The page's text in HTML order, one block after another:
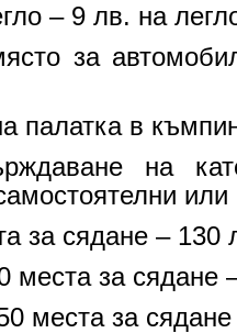
– 9 лв. на
за
палатка в
на
за сядане – 130
места за сядане
места за